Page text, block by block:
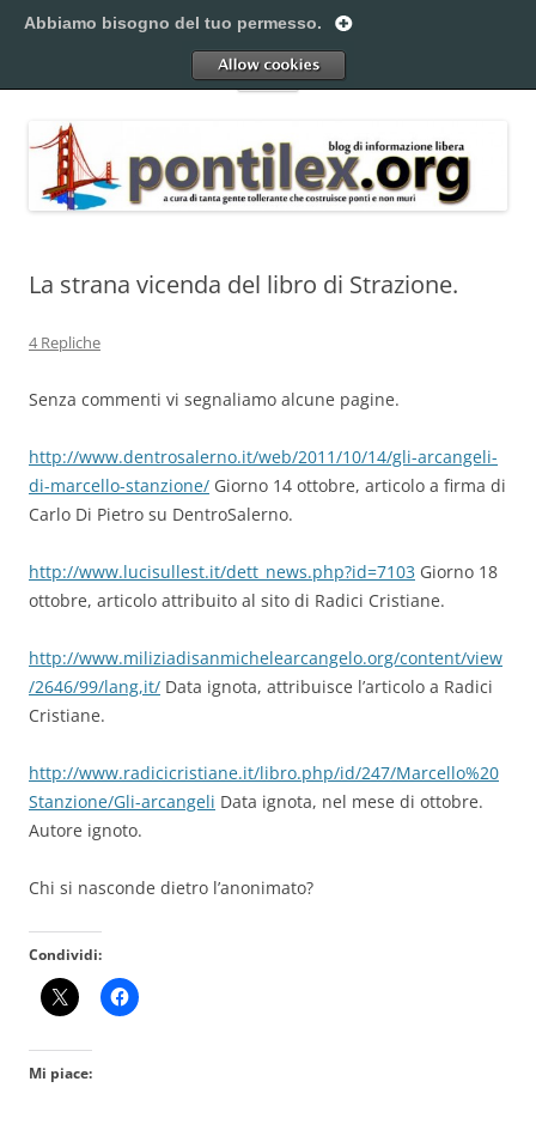
al
Pontilex
Menu
La strana vicenda del libro di Strazione.
4 Repliche
Senza commenti vi segnaliamo alcune pagine.
http://www.dentrosalerno.it/web/2011/10/14/gli-arcangeli-
di-marcello-stanzione/ Giorno 14 ottobre, articolo a firma di
Carlo Di Pietro su DentroSalerno.
http://www.lucisullest.it/dett_news.php?id=7103 Giorno 18
ottobre, articolo attribuito al sito di Radici Cristiane.
http://www.miliziadisanmichelearcangelo.org/content/view
/2646/99/lang,it/ Data ignota, attribuisce l’articolo a Radici
Cristiane.
http://www.radicicristiane.it/libro.php/id/247/Marcello%20
Stanzione/Gli-arcangeli Data ignota, nel mese di ottobre.
Autore ignoto.
Chi si nasconde dietro l’anonimato?
Condividi:
Mi piace:
Abbiamo bisogno del tuo permesso.